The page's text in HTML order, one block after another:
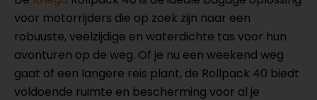
voor motorrijders die op zoek zijn naar een
robuuste, veelzijdige en waterdichte tas voor hun
avonturen op de weg. Of je nu een weekend weg
gaat of een langere reis plant, de Rollpack 40 biedt
voldoende ruimte en bescherming voor al je